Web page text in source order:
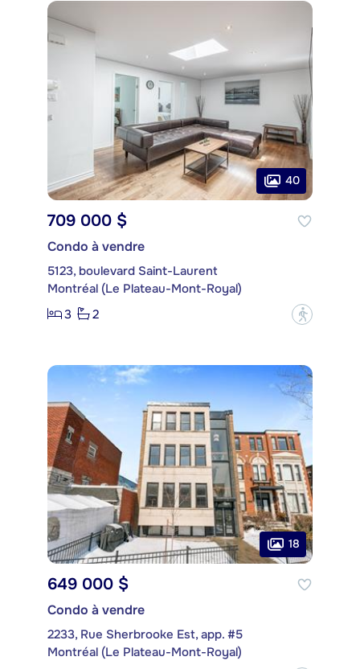
40
709 000 $
Condo à vendre
5123, boulevard Saint-Laurent
Montréal (Le Plateau-Mont-Royal)
3
2 ?
18
649 000 $
Condo à vendre
2233, Rue Sherbrooke Est, app. #5
Montréal (Le Plateau-Mont-Royal)